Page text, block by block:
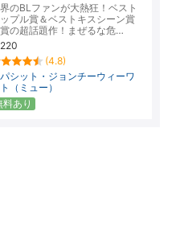
のBLファンが大熱狂！ベスト
プル賞＆ベストキスシーン賞
の超話題作！まぜるな危…
(4.8)
シット・ジョンチーウィーワ
（ミュー）
料あり